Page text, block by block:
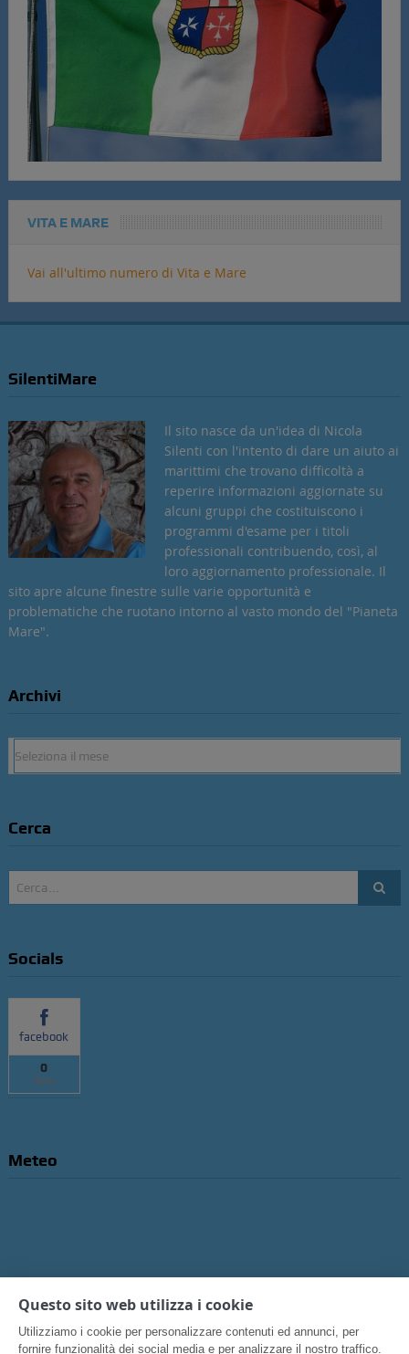
VITA E MARE
Vai all'ultimo numero di Vita e Mare
SilentiMare
Il sito nasce da un'idea di Nicola
Silenti con l'intento di dare un aiuto ai
marittimi che trovano difficoltà a
reperire informazioni aggiornate su
alcuni gruppi che costituiscono i
programmi d'esame per i titoli
professionali contribuendo, così, al
loro aggiornamento professionale. Il
sito apre alcune finestre sulle varie opportunità e
problematiche che ruotano intorno al vasto mondo del "Pianeta
Mare".
Archivi
Cerca
Socials
facebook
0
fans
Meteo
Questo sito web utilizza i cookie
Utilizziamo i cookie per personalizzare contenuti ed annunci, per
fornire funzionalità dei social media e per analizzare il nostro traffico.